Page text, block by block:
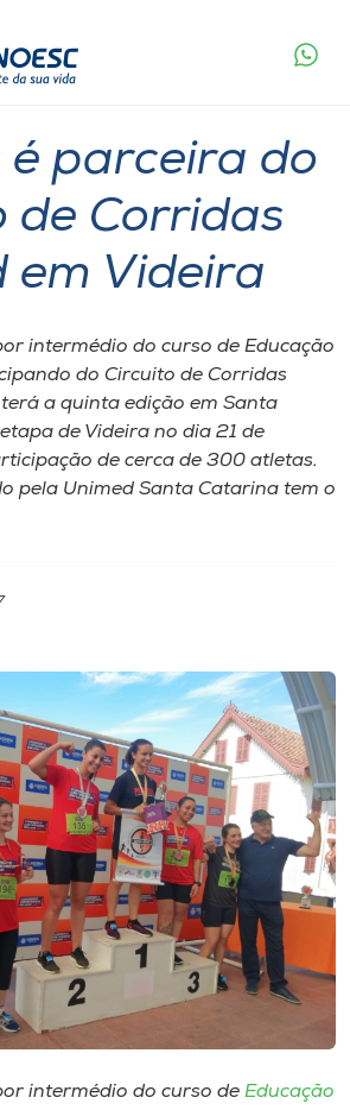
é parceira do
de Corridas
em Videira
intermédio do curso de Educação
do ​C​ircuito de Corridas
a ​quinta edição em Santa
de Videira no dia 21 de
de ​cerca de ​300 atletas.
pela Unimed Santa Catarina ​tem o
intermédio do curso de Educação